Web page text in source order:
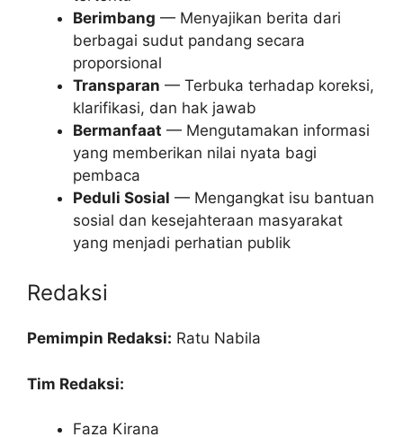
Berimbang — Menyajikan berita dari
berbagai sudut pandang secara
proporsional
Transparan — Terbuka terhadap koreksi,
klarifikasi, dan hak jawab
Bermanfaat — Mengutamakan informasi
yang memberikan nilai nyata bagi
pembaca
Peduli Sosial — Mengangkat isu bantuan
sosial dan kesejahteraan masyarakat
yang menjadi perhatian publik
Redaksi
Pemimpin Redaksi: Ratu Nabila
Tim Redaksi:
Faza Kirana